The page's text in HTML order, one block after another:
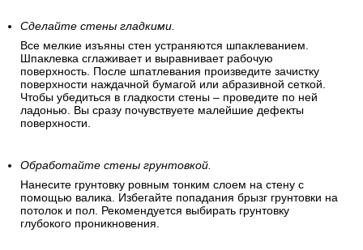
Сделайте стены гладкими.
Все мелкие изъяны стен устраняются шпаклеванием.
Шпаклевка сглаживает и выравнивает рабочую
поверхность. После шпатлевания произведите зачистку
поверхности наждачной бумагой или абразивной сеткой.
Чтобы убедиться в гладкости стены – проведите по ней
ладонью. Вы сразу почувствуете малейшие дефекты
поверхности.
Обработайте стены грунтовкой.
Нанесите грунтовку ровным тонким слоем на стену с
помощью валика. Избегайте попадания брызг грунтовки на
потолок и пол. Рекомендуется выбирать грунтовку
глубокого проникновения.